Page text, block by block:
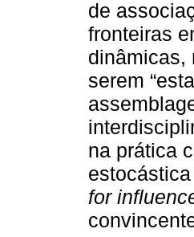
de
fronteiras
dinâmicas,
serem
na prática
for